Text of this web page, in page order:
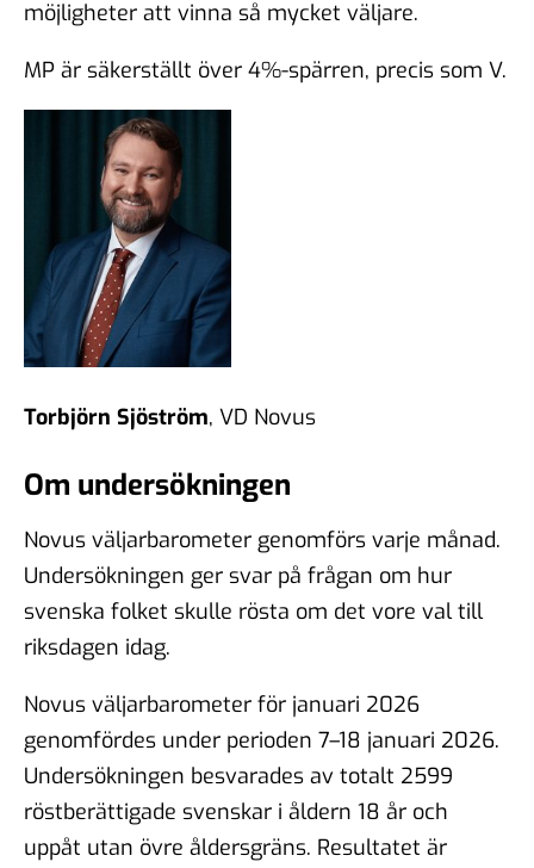
möjligheter att vinna så mycket väljare.
MP är säkerställt över 4%-spärren, precis som V.
Torbjörn Sjöström, VD Novus
Om undersökningen
Novus väljarbarometer genomförs varje månad.
Undersökningen ger svar på frågan om hur
svenska folket skulle rösta om det vore val till
riksdagen idag.
Novus väljarbarometer för januari 2026
genomfördes under perioden 7–18 januari 2026.
Undersökningen besvarades av totalt 2599
röstberättigade svenskar i åldern 18 år och
uppåt utan övre åldersgräns. Resultatet är